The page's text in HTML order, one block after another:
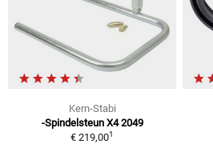
Kern-Stabi
-Spindelsteun X4 2049
€ 219,001